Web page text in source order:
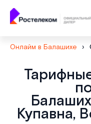
Онлайм в Балашихе ›
Купавна,